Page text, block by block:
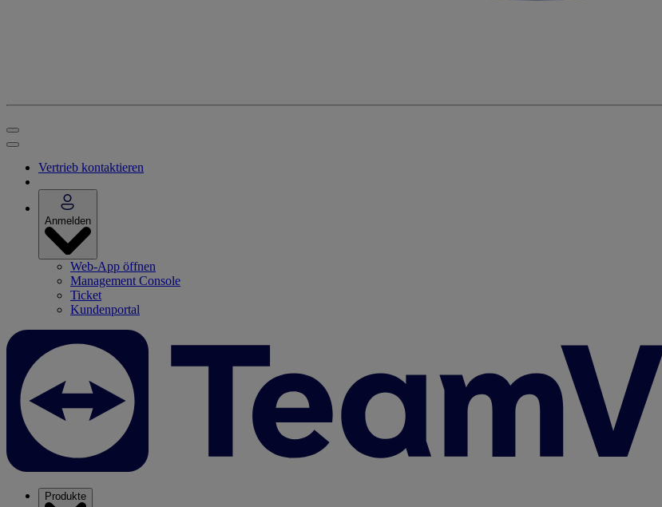
Vertrieb kontaktieren
Anmelden
Web-App öffnen
Management Console
Ticket
Kundenportal
Produkte